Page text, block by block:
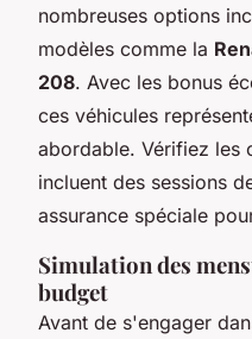
nombreuses options
modèles comme la
208. Avec les bonus
ces véhicules
abordable. Vérifiez les
incluent des sessions
assurance spéciale
Simulation des
budget
Avant de s'engager